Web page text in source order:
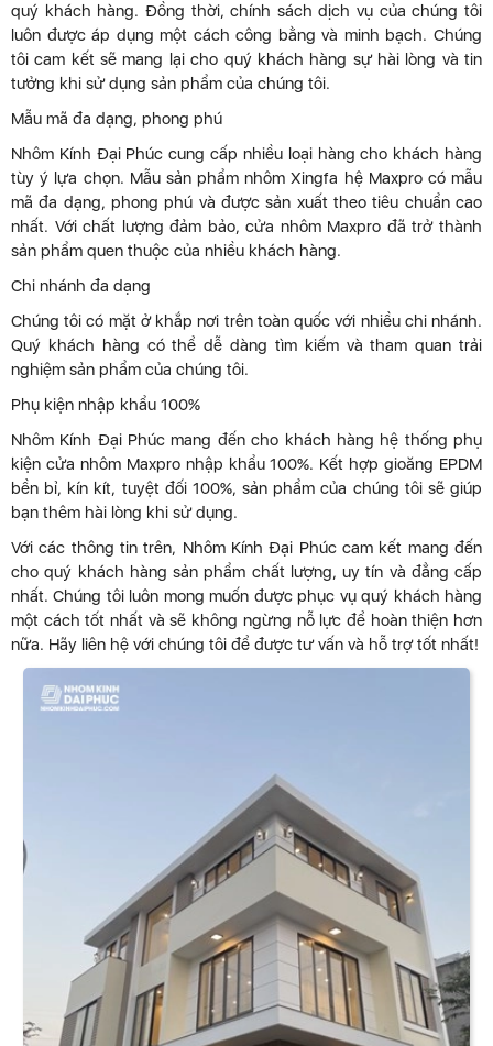
quý khách hàng. Đồng thời, chính sách dịch vụ của chúng tôi
luôn được áp dụng một cách công bằng và minh bạch. Chúng
tôi cam kết sẽ mang lại cho quý khách hàng sự hài lòng và tin
tưởng khi sử dụng sản phẩm của chúng tôi.
Mẫu mã đa dạng, phong phú
Nhôm Kính Đại Phúc cung cấp nhiều loại hàng cho khách hàng
tùy ý lựa chọn. Mẫu sản phẩm nhôm Xingfa hệ Maxpro có mẫu
mã đa dạng, phong phú và được sản xuất theo tiêu chuẩn cao
nhất. Với chất lượng đảm bảo, cửa nhôm Maxpro đã trở thành
sản phẩm quen thuộc của nhiều khách hàng.
Chi nhánh đa dạng
Chúng tôi có mặt ở khắp nơi trên toàn quốc với nhiều chi nhánh.
Quý khách hàng có thể dễ dàng tìm kiếm và tham quan trải
nghiệm sản phẩm của chúng tôi.
Phụ kiện nhập khẩu 100%
Nhôm Kính Đại Phúc mang đến cho khách hàng hệ thống phụ
kiện cửa nhôm Maxpro nhập khẩu 100%. Kết hợp gioăng EPDM
bền bỉ, kín kít, tuyệt đối 100%, sản phẩm của chúng tôi sẽ giúp
bạn thêm hài lòng khi sử dụng.
Với các thông tin trên, Nhôm Kính Đại Phúc cam kết mang đến
cho quý khách hàng sản phẩm chất lượng, uy tín và đẳng cấp
nhất. Chúng tôi luôn mong muốn được phục vụ quý khách hàng
một cách tốt nhất và sẽ không ngừng nỗ lực để hoàn thiện hơn
nữa. Hãy liên hệ với chúng tôi để được tư vấn và hỗ trợ tốt nhất!